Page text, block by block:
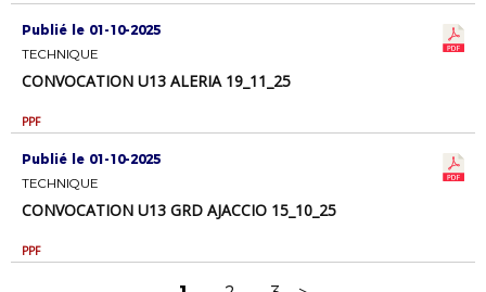
Publié le 01-10-2025
TECHNIQUE
CONVOCATION U13 ALERIA 19_11_25
PPF
Publié le 01-10-2025
TECHNIQUE
CONVOCATION U13 GRD AJACCIO 15_10_25
PPF